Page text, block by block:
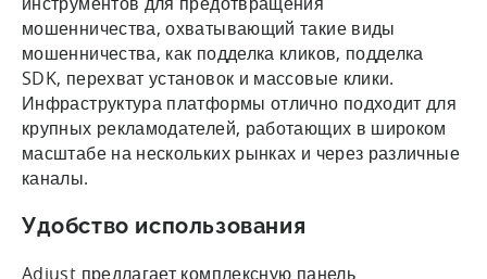
мошенничества, охватывающий такие виды
мошенничества, как подделка кликов, подделка
SDK, перехват установок и массовые клики.
Инфраструктура платформы отлично подходит для
крупных рекламодателей, работающих в широком
масштабе на нескольких рынках и через различные
каналы.
Удобство использования
Adjust предлагает комплексную панель